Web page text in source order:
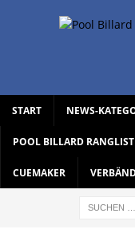
START NEWS-
POOL BILLARD
CUEMAKER